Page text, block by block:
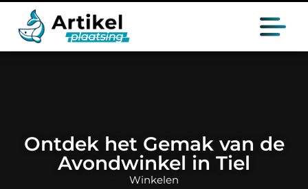
Ontdek het Gemak van de
Avondwinkel in Tiel
Winkelen